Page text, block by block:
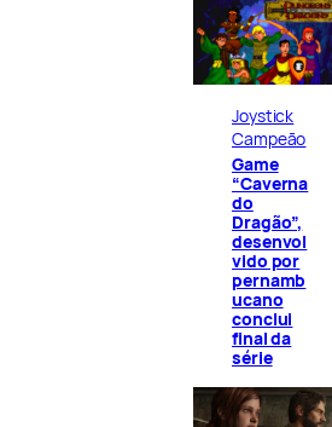
Joystick
Campeão
Game
“Caverna
do
Dragão”,
desenvol
vido por
pernamb
ucano
conclui
final da
série